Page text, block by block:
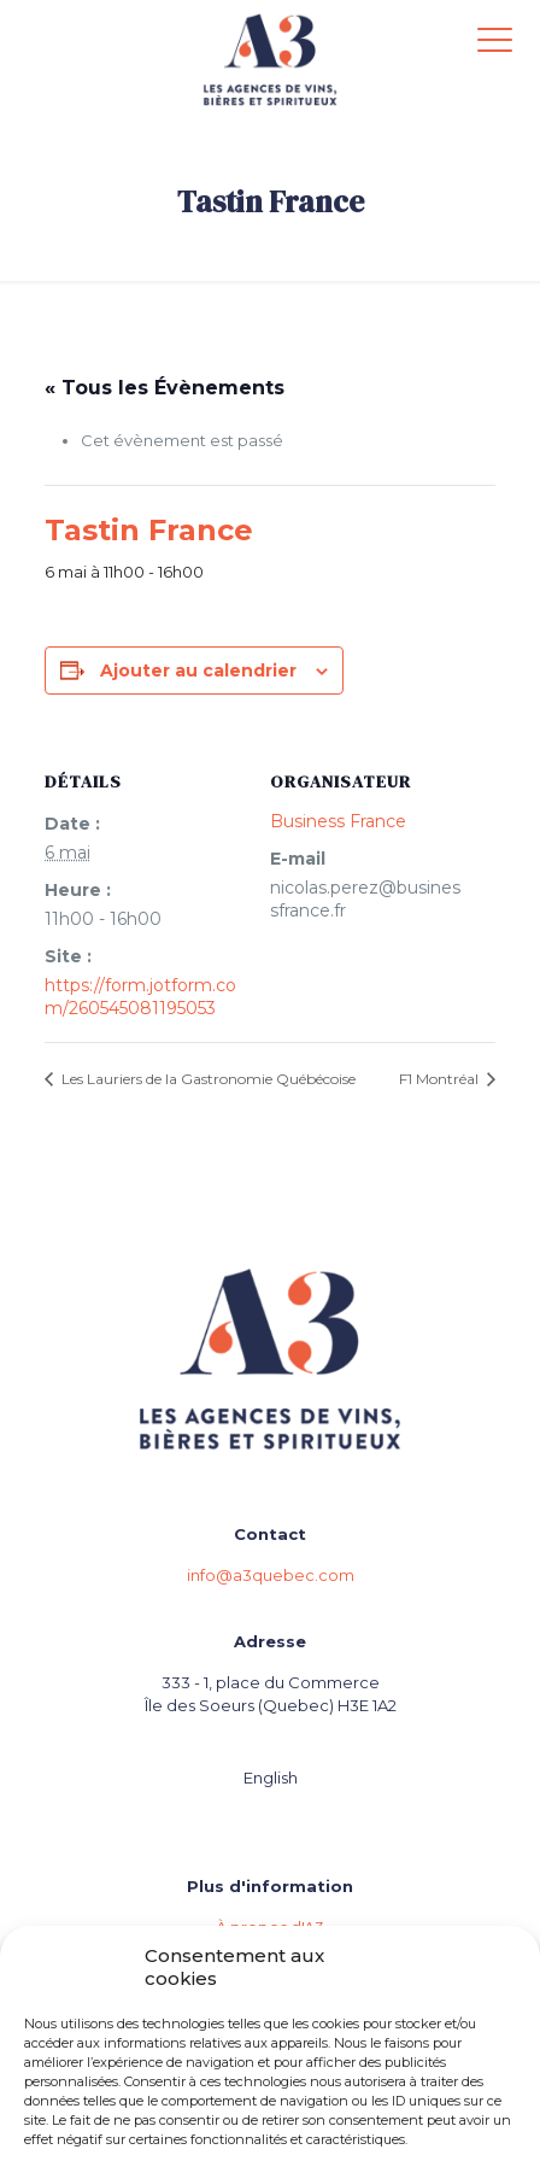
Consentement aux
cookies
Nous utilisons des technologies telles que les cookies pour stocker et/ou
accéder aux informations relatives aux appareils. Nous le faisons pour
améliorer l’expérience de navigation et pour afficher des publicités
personnalisées. Consentir à ces technologies nous autorisera à traiter des
données telles que le comportement de navigation ou les ID uniques sur ce
site. Le fait de ne pas consentir ou de retirer son consentement peut avoir un
effet négatif sur certaines fonctionnalités et caractéristiques.
Tastin France
« Tous les Évènements
Cet évènement est passé
Tastin France
6 mai à 11h00 -16h00
Ajouter au calendrier
DÉTAILS
Date :
6 mai
Heure :
11h00 - 16h00
Site :
https://form.jotform.co
m/260545081195053
ORGANISATEUR
Business France
E-mail
nicolas.perez@busines
sfrance.fr
Les Lauriers de la Gastronomie Québécoise F1 Montréal
Contact
info@a3quebec.com
Adresse
333 - 1, place du Commerce
Île des Soeurs (Quebec) H3E 1A2
English
Plus d'information
À propos d'A3
Les agences de vins, bières et spiritueux
Répertoire des membres d'A3
Importation privée
Devenir membre d'A3
Besoin d'une agence
Opportunités d'emploi